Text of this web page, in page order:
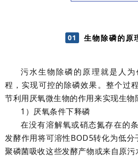
01 生物除磷的原
污水生物除磷的原理就是人
程，实现可控的除磷效果。整个过
节利用厌氧微生物的作用来实现生物
1 ）厌氧条件下释磷
在没有溶解氧或硝态氮存在的
发酵作用将可溶性BOD5转化为低分
聚磷菌吸收这些发酵产物或来自原污